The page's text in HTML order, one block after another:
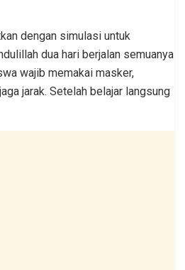
dengan simulasi untuk
dua hari berjalan semuanya
wajib memakai masker,
jarak. Setelah belajar langsung